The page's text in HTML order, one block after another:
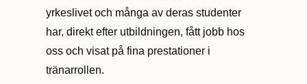
yrkeslivet och många av deras studenter
har, direkt efter utbildningen, fått jobb hos
oss och visat på fina prestationer i
tränarrollen.